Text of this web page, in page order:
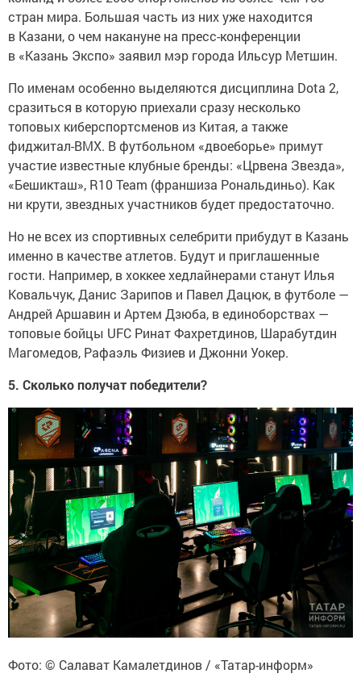
стран мира. Большая часть из них уже находится
в Казани, о чем накануне на пресс-конференции
в «Казань Экспо» заявил мэр города Ильсур Метшин.
По именам особенно выделяются дисциплина Dota 2,
сразиться в которую приехали сразу несколько
топовых киберспортсменов из Китая, а также
фиджитал-BMX. В футбольном «двоеборье» примут
участие известные клубные бренды: «Црвена Звезда»,
«Бешикташ», R10 Team (франшиза Рональдиньо). Как
ни крути, звездных участников будет предостаточно.
Но не всех из спортивных селебрити прибудут в Казань
именно в качестве атлетов. Будут и приглашенные
гости. Например, в хоккее хедлайнерами станут Илья
Ковальчук, Данис Зарипов и Павел Дацюк, в футболе —
Андрей Аршавин и Артем Дзюба, в единоборствах —
топовые бойцы UFC Ринат Фахретдинов, Шарабутдин
Магомедов, Рафаэль Физиев и Джонни Уокер.
5. Сколько получат победители?
Фото: © Салават Камалетдинов / «Татар-информ»